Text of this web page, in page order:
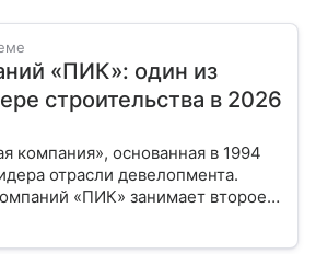
«ПИК»: один из
строительства в 2026
компания», основанная в 1994
отрасли девелопмента.
«ПИК» занимает второе
жилья в России.